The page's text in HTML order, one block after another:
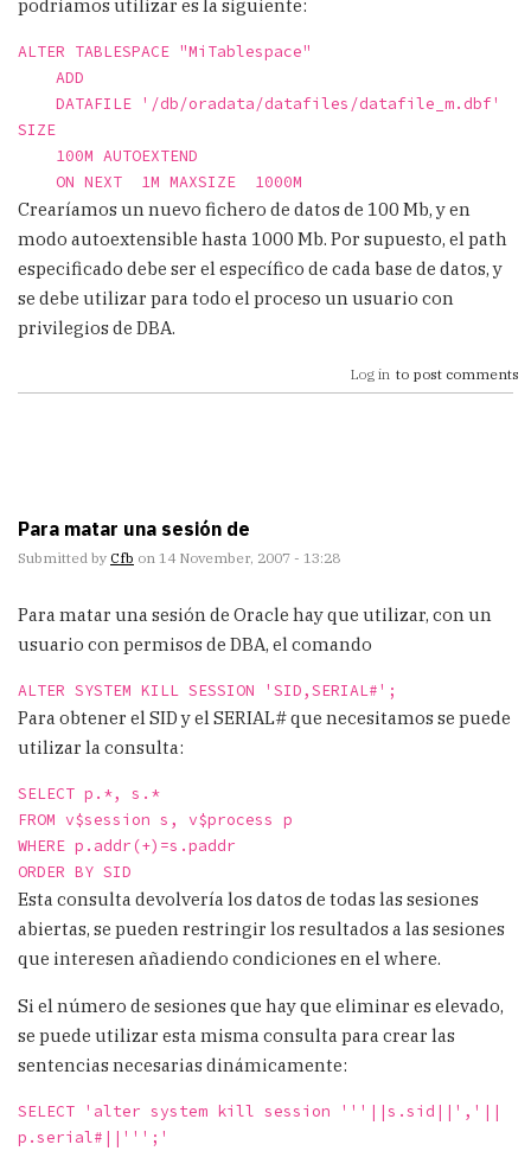
podríamos utilizar es la siguiente:
ALTER TABLESPACE "MiTablespace"
ADD
DATAFILE '/db/oradata/datafiles/datafile_m.dbf'
SIZE
100M AUTOEXTEND
ON NEXT  1M MAXSIZE  1000M
Crearíamos un nuevo fichero de datos de 100 Mb, y en
modo autoextensible hasta 1000 Mb. Por supuesto, el path
especificado debe ser el específico de cada base de datos, y
se debe utilizar para todo el proceso un usuario con
privilegios de DBA.
Log in to post comments
Para matar una sesión de
Submitted by Cfb on 14 November, 2007 - 13:28
Para matar una sesión de Oracle hay que utilizar, con un
usuario con permisos de DBA, el comando
ALTER SYSTEM KILL SESSION 'SID,SERIAL#';
Para obtener el SID y el SERIAL# que necesitamos se puede
utilizar la consulta:
SELECT p.*, s.*
FROM v$session s, v$process p
WHERE p.addr(+)=s.paddr
ORDER BY SID
Esta consulta devolvería los datos de todas las sesiones
abiertas, se pueden restringir los resultados a las sesiones
que interesen añadiendo condiciones en el where.
Si el número de sesiones que hay que eliminar es elevado,
se puede utilizar esta misma consulta para crear las
sentencias necesarias dinámicamente:
SELECT 'alter system kill session '''||s.sid||','||
p.serial#||''';'